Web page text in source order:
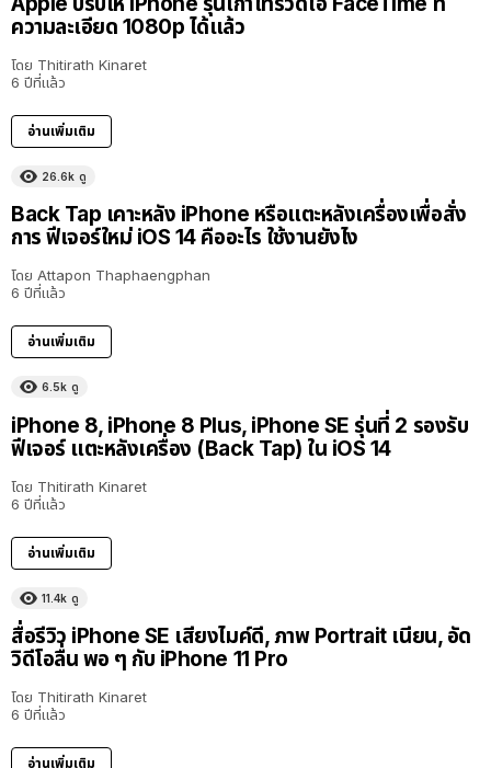
ความละเอียด 1080p ได้แล้ว
โดย Thitirath Kinaret
6 ปีที่แล้ว
อ่านเพิ่มเติม
26.6k ดู
Back Tap เคาะหลัง iPhone หรือแตะหลังเครื่องเพื่อสั่ง
การ ฟีเจอร์ใหม่ iOS 14 คืออะไร ใช้งานยังไง
โดย Attapon Thaphaengphan
6 ปีที่แล้ว
อ่านเพิ่มเติม
6.5k ดู
iPhone 8, iPhone 8 Plus, iPhone SE รุ่นที่ 2 รองรับ
ฟีเจอร์ แตะหลังเครื่อง (Back Tap) ใน iOS 14
โดย Thitirath Kinaret
6 ปีที่แล้ว
อ่านเพิ่มเติม
11.4k ดู
สื่อรีวิว iPhone SE เสียงไมค์ดี, ภาพ Portrait เนียน, อัด
วิดีโอลื่น พอ ๆ กับ iPhone 11 Pro
โดย Thitirath Kinaret
6 ปีที่แล้ว
อ่านเพิ่มเติม